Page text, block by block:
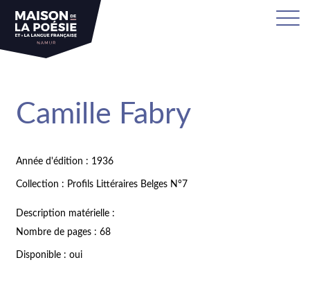
Camille Fabry
Année d'édition : 1936
Collection : Profils Littéraires Belges N°7
Description matérielle :
Nombre de pages : 68
Disponible : oui